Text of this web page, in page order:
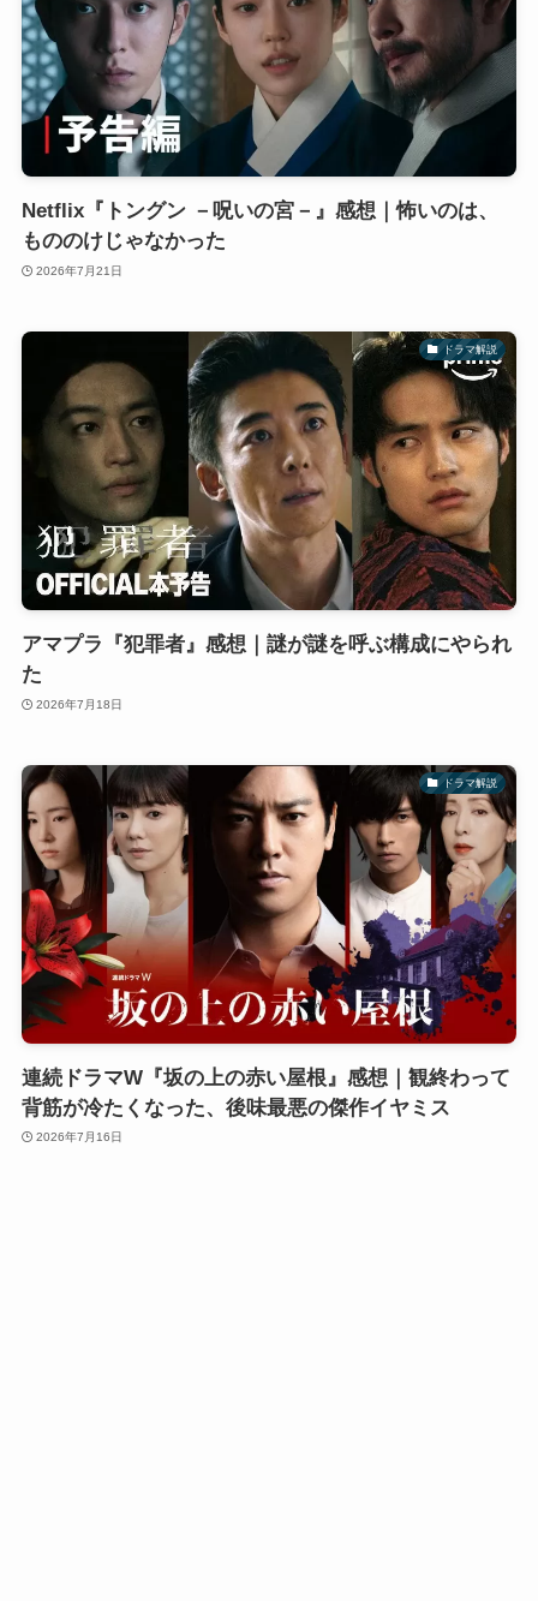
Netflix『トングン －呪いの宮－』感想｜怖いのは、
もののけじゃなかった
2026年7月21日
ドラマ解説
アマプラ『犯罪者』感想｜謎が謎を呼ぶ構成にやられ
た
2026年7月18日
ドラマ解説
連続ドラマW『坂の上の赤い屋根』感想｜観終わって
背筋が冷たくなった、後味最悪の傑作イヤミス
2026年7月16日